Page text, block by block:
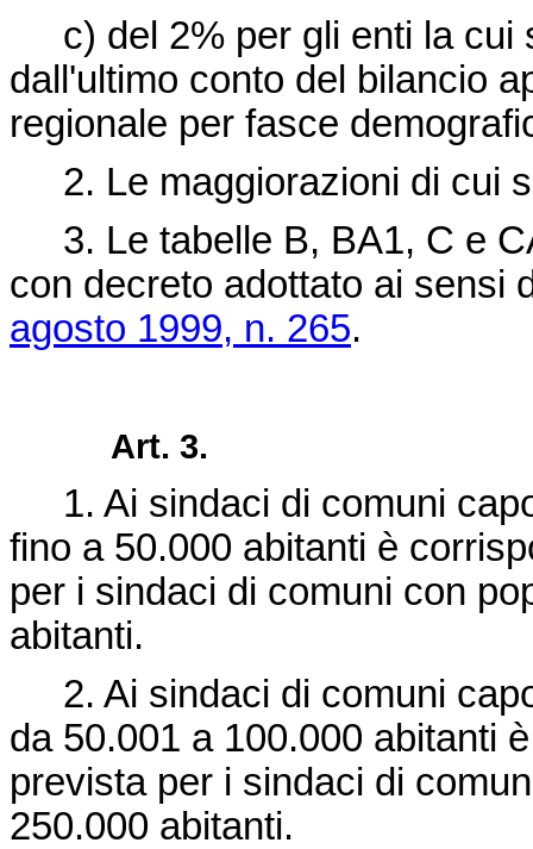
c) del 2% per gli enti la cui
dall'ultimo conto del bilancio
regionale per fasce
2. Le maggiorazioni di cui
3. Le tabelle B, BA1, C e
con decreto adottato ai sensi
agosto 1999, n. 265.
Art. 3.
1. Ai sindaci di comuni
fino a 50.000 abitanti è
per i sindaci di comuni con
abitanti.
2. Ai sindaci di comuni
da 50.001 a 100.000 abitanti
prevista per i sindaci di
250.000 abitanti.